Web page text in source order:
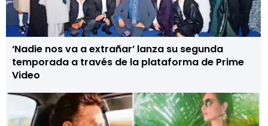
‘Nadie nos va a extrañar’ lanza su segunda
temporada a través de la plataforma de Prime
Video